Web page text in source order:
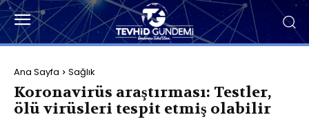
Ana Sayfa Sağlık
Koronavirüs araştırması: Testler,
ölü virüsleri tespit etmiş olabilir